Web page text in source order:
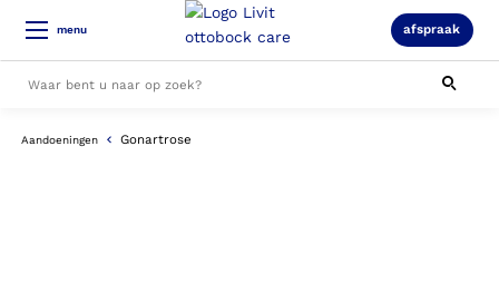
menu afspraak
Alle resultaten
Aandoeningen Gonartrose